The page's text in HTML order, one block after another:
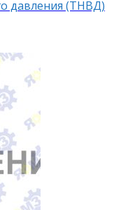
давления (ТНВД)